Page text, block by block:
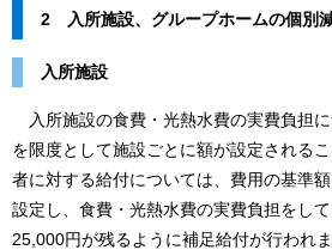
2 入所施設、グループホームの個別
入所施設
入所施設の食費・光熱水費の実費負担
を限度として施設ごとに額が設定される
者に対する給付については、費用の基準
設定し、食費・光熱水費の実費負担をし
25,000円が残るように補足給付が行われま